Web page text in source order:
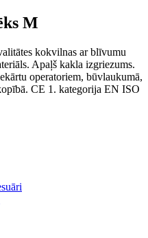
M
kokvilnas ar blīvumu
Apaļš kakla izgriezums.
operatoriem, būvlaukumā,
CE 1. kategorija EN ISO